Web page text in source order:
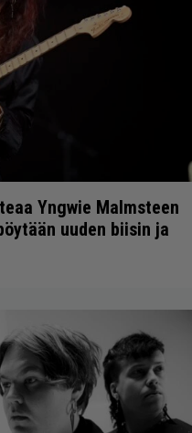
Yngwie Malmsteen
uuden biisin ja